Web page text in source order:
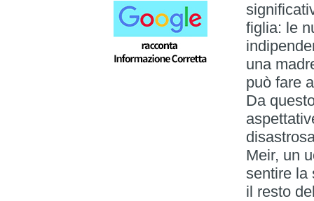
figlia: le
una
può fare
Da
Meir, un
sentire la
il resto